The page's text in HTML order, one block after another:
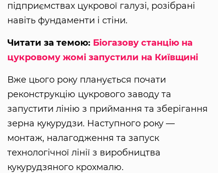
підприємствах цукрової галузі, розібрані
навіть фундаменти і стіни.
Читати за темою: Біогазову станцію на
цукровому жомі запустили на Київщині
Вже цього року планується почати
реконструкцію цукрового заводу та
запустити лінію з приймання та зберігання
зерна кукурудзи. Наступного року —
монтаж, налагодження та запуск
технологічної лінії з виробництва
кукурудзяного крохмалю.